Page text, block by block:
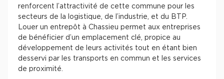
renforcent l’attractivité de cette commune pour les
secteurs de la logistique, de l’industrie, et du BTP.
Louer un entrepôt à Chassieu permet aux entreprises
de bénéficier d’un emplacement clé, propice au
développement de leurs activités tout en étant bien
desservi par les transports en commun et les services
de proximité​.